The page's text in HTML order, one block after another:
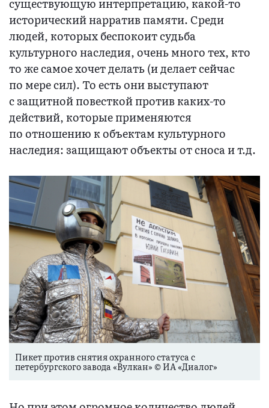
исторический нарратив памяти. Среди
людей, которых беспокоит судьба
культурного наследия, очень много тех, кто
то же самое хочет делать (и делает сейчас
по мере сил). То есть они выступают
с защитной повесткой против каких-то
действий, которые применяются
по отношению к объектам культурного
наследия: защищают объекты от сноса и т.д.
Пикет против снятия охранного статуса с
петербургского завода «Вулкан» © ИА «Диалог»